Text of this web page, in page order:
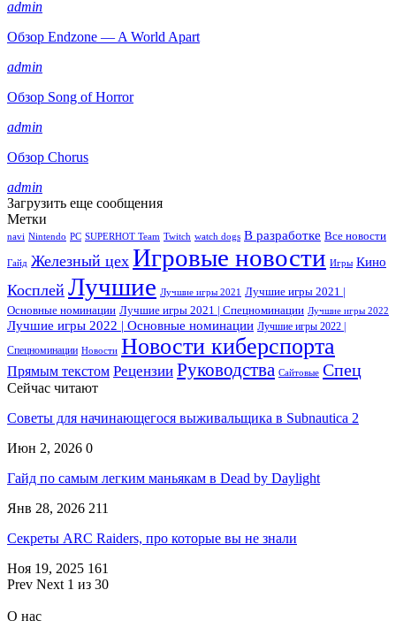
admin
Обзор Endzone — A World Apart
admin
Обзор Song of Horror
admin
Обзор Chorus
admin
Загрузить еще сообщения
Метки
navi Nintendo PC SUPERHOT Team Twitch watch dogs В разработке Все новости
Гайд Железный цех Игровые новости Игры Кино
Косплей Лучшие Лучшие игры 2021
Лучшие игры 2021 |
Основные номинации Лучшие игры 2021 | Спецноминации Лучшие игры 2022
Лучшие игры 2022 | Основные номинации Лучшие игры 2022 |
Спецноминации Новости Новости киберспорта
Прямым текстом Рецензии Руководства Сайтовые Спец
Сейчас читают
Советы для начинающегося выживальщика в Subnautica 2
Июн 2, 2026 0
Гайд по самым легким маньякам в Dead by Daylight
Янв 28, 2026 211
Секреты ARC Raiders, про которые вы не знали
Ноя 19, 2025 161
Prev Next 1 из 30
О нас